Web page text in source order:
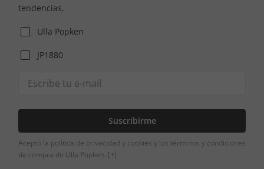
tendencias.
Ulla Popken
JP1880
Suscribirme
Acepto la política de privacidad y cookies y los términos y condiciones
de compra de Ulla Popken. [+]